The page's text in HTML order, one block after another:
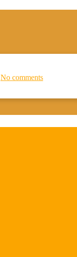
No comments